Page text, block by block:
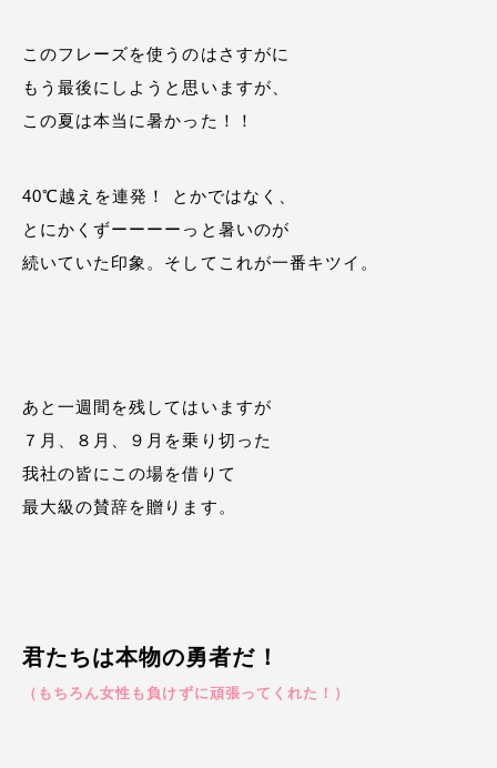
このフレーズを使うのはさすがに
もう最後にしようと思いますが、
この夏は本当に暑かった！！
40℃越えを連発！ とかではなく、
とにかくずーーーーっと暑いのが
続いていた印象。そしてこれが一番キツイ。
あと一週間を残してはいますが
７月、８月、９月を乗り切った
我社の皆にこの場を借りて
最大級の賛辞を贈ります。
君たちは本物の勇者だ！
（もちろん女性も負けずに頑張ってくれた！）